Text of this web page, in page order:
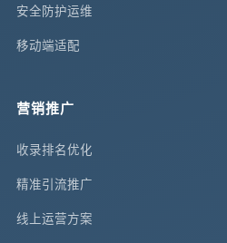
安全防护运维
移动端适配
营销推广
收录排名优化
精准引流推广
线上运营方案